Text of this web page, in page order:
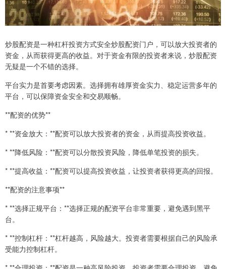
炒股配资是一种杠杆投资方式安全炒股配资门户，可以放大投资者的
资金，从而获得更高的收益。对于资金有限的投资者来说，炒股配资
无疑是一个不错的选择。
平台实力是首要考虑因素。选择拥有雄厚资金实力、稳定运营多年的
平台，可以保障资金安全和交易顺畅。
**配资的优势**
* **资金放大：**配资可以放大投资者的资金，从而提高投资收益。
* **降低风险：**配资可以分散投资风险，降低单笔投资的损失。
* **提高收益：**配资可以提高投资收益，让投资者获得更高的回报。
**配资的注意事项**
* **选择正规平台：**选择正规的配资平台非常重要，避免遇到黑平
台。
* **控制杠杆：**杠杆越高，风险越大。投资者需要根据自己的风险承
受能力控制杠杆。